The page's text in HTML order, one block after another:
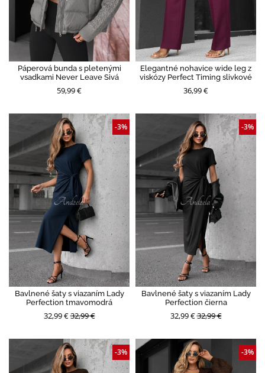
Páperová bunda s pletenými
vsadkami Never Leave Sivá
59,99 €
Elegantné nohavice wide leg z
viskózy Perfect Timing slivkové
36,99 €
Bavlnené šaty s viazaním Lady
Perfection tmavomodrá
32,99 €32,99 €
-3%
Bavlnené šaty s viazaním Lady
Perfection čierna
32,99 €32,99 €
-3%
-3% -3%